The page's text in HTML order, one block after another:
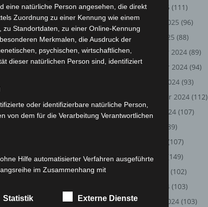
Gasleitung bei McDonald’s-Umbau in
März 2025 (111)
Februar 2025 (96)
Januar 2025 (88)
Dezember 2024 (89)
November 2024 (94)
Oktober 2024 (93)
September 2024 (112)
August 2024 (107)
(89)
(107)
Mai 2024
(149)
(102)
März 2024 (103)
Februar 2024 (103)
eine natürliche Person angesehen, die direkt
Zuordnung zu einer Kennung wie einem
zu Standortdaten, zu einer Online-Kennung
Merkmalen, die Ausdruck der
psychischen, wirtschaftlichen,
dieser natürlichen Person sind, identifiziert
oder identifizierbare natürliche Person,
von dem für die Verarbeitung Verantwortlichen
Hilfe automatisierter Verfahren ausgeführte
im Zusammenhang mit
Anpassung oder Veränderung, das Auslesen,
die Offenlegung durch Übermittlung, Verbreitung
Statistik Externe Dienste